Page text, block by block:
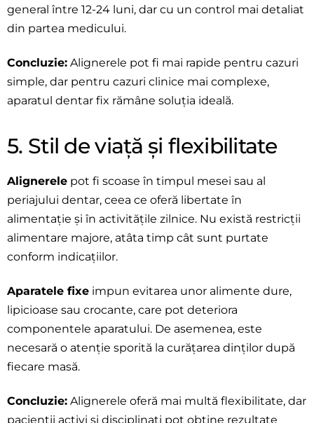
general între 12-24 luni, dar cu un control mai detaliat
din partea medicului.
Concluzie: Alignerele pot fi mai rapide pentru cazuri
simple, dar pentru cazuri clinice mai complexe,
aparatul dentar fix rămâne soluția ideală.
5. Stil de viață și flexibilitate
Alignerele pot fi scoase în timpul mesei sau al
periajului dentar, ceea ce oferă libertate în
alimentație și în activitățile zilnice. Nu există restricții
alimentare majore, atâta timp cât sunt purtate
conform indicațiilor.
Aparatele fixe impun evitarea unor alimente dure,
lipicioase sau crocante, care pot deteriora
componentele aparatului. De asemenea, este
necesară o atenție sporită la curățarea dinților după
fiecare masă.
Concluzie: Alignerele oferă mai multă flexibilitate, dar
pacienții activi și disciplinați pot obține rezultate